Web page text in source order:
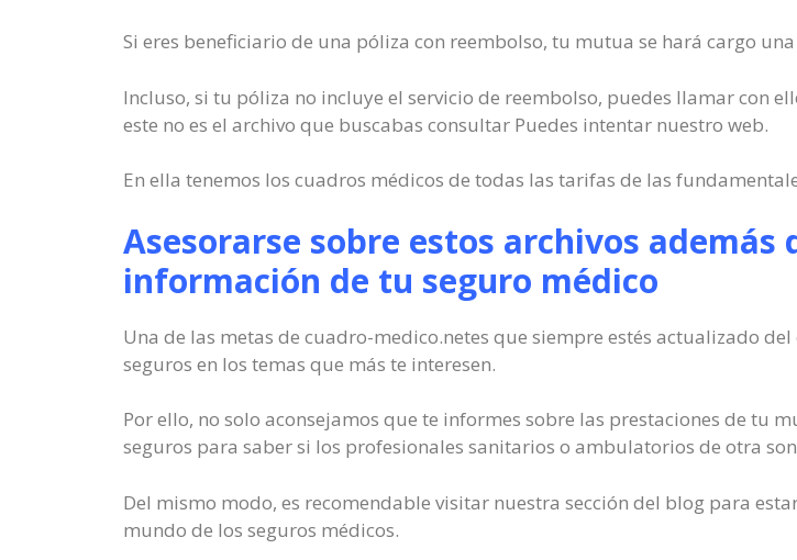
Si eres beneficiario de una póliza con reembolso, tu mutua se hará cargo
Incluso, si tu póliza no incluye el servicio de reembolso, puedes llamar con
este no es el archivo que buscabas consultar Puedes intentar nuestro web.
En ella tenemos los cuadros médicos de todas las tarifas de las
Asesorarse sobre estos archivos
información de tu seguro médico
Una de las metas de cuadro-medico.netes que siempre estés actualizado
seguros en los temas que más te interesen.
Por ello, no solo aconsejamos que te informes sobre las prestaciones de tu
seguros para saber si los profesionales sanitarios o ambulatorios de otra
Del mismo modo, es recomendable visitar nuestra sección del blog para
mundo de los seguros médicos.